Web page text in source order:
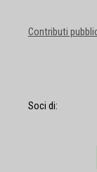
Contributi
Soci di: